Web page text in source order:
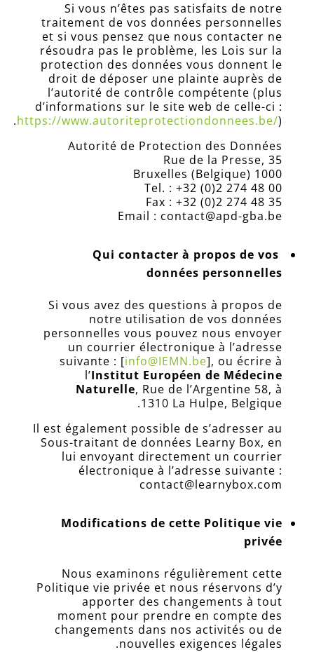
Si vous n’êtes pas satisfaits de notre
traitement de vos données personnelles
et si vous pensez que nous contacter ne
résoudra pas le problème, les Lois sur la
protection des données vous donnent le
droit de déposer une plainte auprès de
l’autorité de contrôle compétente (plus
d’informations sur le site web de celle-ci :
https://www.autoriteprotectiondonnees.be/).
Autorité de Protection des Données
Rue de la Presse, 35
1000 Bruxelles (Belgique)
Tel. : +32 (0)2 274 48 00
Fax : +32 (0)2 274 48 35
Email : contact@apd-gba.be
Qui contacter à propos de vos
données personnelles
Si vous avez des questions à propos de
notre utilisation de vos données
personnelles vous pouvez nous envoyer
un courrier électronique à l’adresse
suivante : [info@IEMN.be], ou écrire à
l’Institut Européen de Médecine
Naturelle, Rue de l’Argentine 58, à
1310 La Hulpe, Belgique
.
Il est également possible de s’adresser au
Sous-traitant de données Learny Box, en
lui envoyant directement un courrier
électronique à l’adresse suivante :
contact@learnybox.com
Modifications de cette Politique vie
privée
Nous examinons régulièrement cette
Politique vie privée et nous réservons d’y
apporter des changements à tout
moment pour prendre en compte des
changements dans nos activités ou de
nouvelles exigences légales.